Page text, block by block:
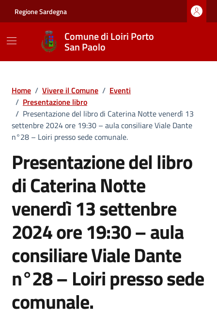
Regione Sardegna
Comune di Loiri Porto
San Paolo
Home / Vivere il Comune / Eventi
/ Presentazione libro
/ Presentazione del libro di Caterina Notte venerdì 13
settenbre 2024 ore 19:30 – aula consiliare Viale Dante
n°28 – Loiri presso sede comunale.
Presentazione del libro
di Caterina Notte
venerdì 13 settenbre
2024 ore 19:30 – aula
consiliare Viale Dante
n°28 – Loiri presso sede
comunale.